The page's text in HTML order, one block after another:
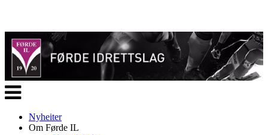
Veksle
navigasjon
Nyheiter
Om Førde IL